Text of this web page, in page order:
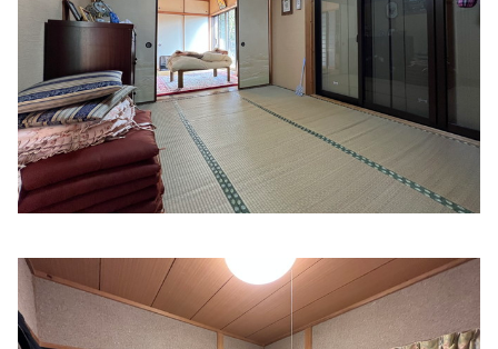
山本医院
住所:
三重県伊勢市神久６丁目８−４８ マップで見る
清水内科
住所:三重県伊勢市神田久志本町１６４８ マップで見る
東山胃腸科内科
住所:三重県伊勢市小俣町元町１１５９ マップで見る
松葉内科
いせ山川クリニック
住所:三重県伊勢市小木町５５７ マップで見る
おざき内科クリニック